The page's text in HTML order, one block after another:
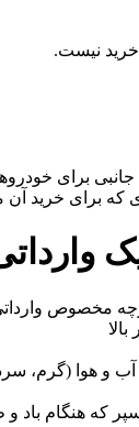
نیست.
جانبی برای
که برای
مخصوص
آب و هوا (گرم،
که هنگام باد